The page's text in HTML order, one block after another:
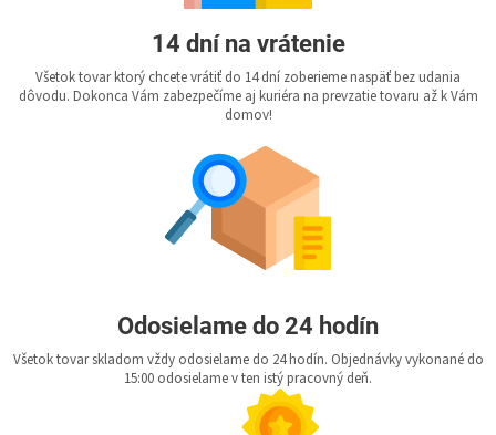
14 dní na vrátenie
Všetok tovar ktorý chcete vrátiť do 14 dní zoberieme naspäť bez udania
dôvodu. Dokonca Vám zabezpečíme aj kuriéra na prevzatie tovaru až k Vám
domov!
Odosielame do 24 hodín
Všetok tovar skladom vždy odosielame do 24 hodín. Objednávky vykonané do
15:00 odosielame v ten istý pracovný deň.